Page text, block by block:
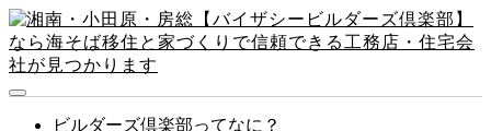
ビルダーズ倶楽部ってなに？